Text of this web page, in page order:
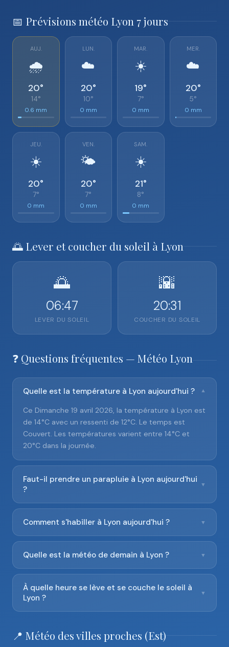
📅 Prévisions météo Lyon 7 jours
AUJ.
🌧️
20°
14°
0.6 mm
LUN.
☁️
20°
10°
0 mm
MAR.
☀️
19°
7°
0 mm
MER.
☁️
20°
5°
0 mm
JEU.
☀️
20°
7°
0 mm
VEN.
🌤️
20°
7°
0 mm
SAM.
☀️
21°
8°
0 mm
🌅 Lever et coucher du soleil à Lyon
🌅
06:47
LEVER DU SOLEIL
🌇
20:31
COUCHER DU SOLEIL
❓ Questions fréquentes — Météo Lyon
Quelle est la température à Lyon aujourd'hui ? ▼
Ce Dimanche 19 avril 2026, la température à Lyon est
de 14°C avec un ressenti de 12°C. Le temps est
Couvert. Les températures varient entre 14°C et
20°C dans la journée.
Faut-il prendre un parapluie à Lyon aujourd'hui
?
▼
Comment s'habiller à Lyon aujourd'hui ? ▼
Quelle est la météo de demain à Lyon ? ▼
À quelle heure se lève et se couche le soleil à
Lyon ?
▼
📍 Météo des villes proches (Est)